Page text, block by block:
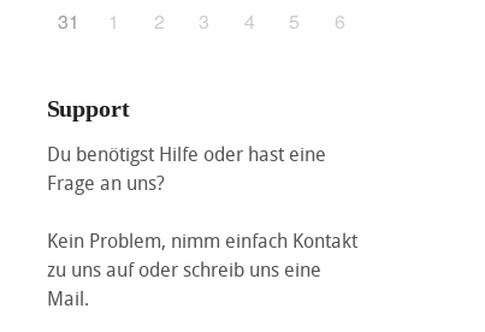
31
1 2 3 4 5 6
Support
Du benötigst Hilfe oder hast eine
Frage an uns?
Kein Problem, nimm einfach Kontakt
zu uns auf oder schreib uns eine
Mail.